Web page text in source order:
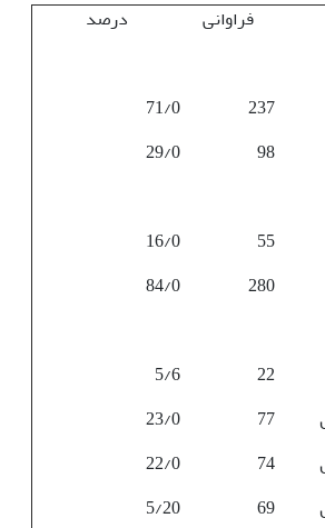
فراوانی
درصد
237
71/0
98
29/0
55
16/0
280
84/0
22
5/6
77
23/0
74
22/0
69
5/20